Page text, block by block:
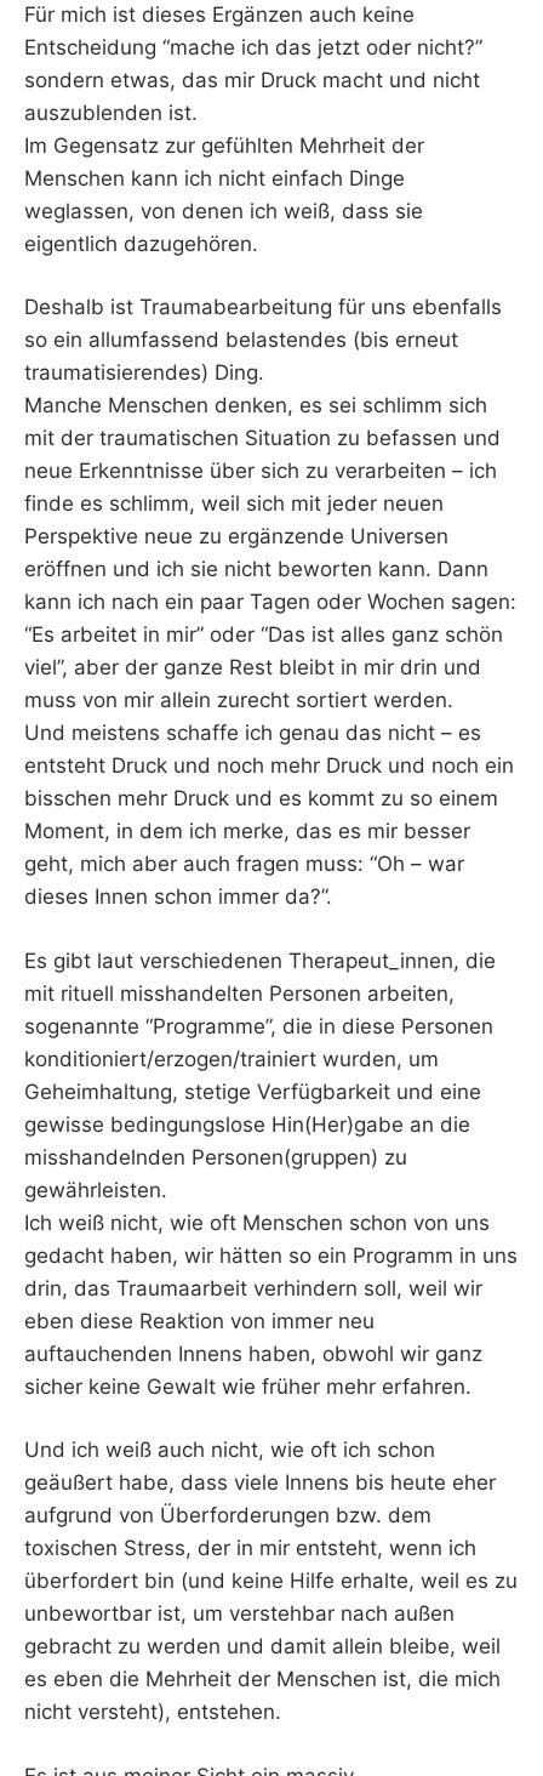
Für mich ist dieses Ergänzen auch keine
Entscheidung “mache ich das jetzt oder nicht?”
sondern etwas, das mir Druck macht und nicht
auszublenden ist.
Im Gegensatz zur gefühlten Mehrheit der
Menschen kann ich nicht einfach Dinge
weglassen, von denen ich weiß, dass sie
eigentlich dazugehören.
Deshalb ist Traumabearbeitung für uns ebenfalls
so ein allumfassend belastendes (bis erneut
traumatisierendes) Ding.
Manche Menschen denken, es sei schlimm sich
mit der traumatischen Situation zu befassen und
neue Erkenntnisse über sich zu verarbeiten – ich
finde es schlimm, weil sich mit jeder neuen
Perspektive neue zu ergänzende Universen
eröffnen und ich sie nicht beworten kann. Dann
kann ich nach ein paar Tagen oder Wochen sagen:
“Es arbeitet in mir” oder “Das ist alles ganz schön
viel”, aber der ganze Rest bleibt in mir drin und
muss von mir allein zurecht sortiert werden.
Und meistens schaffe ich genau das nicht – es
entsteht Druck und noch mehr Druck und noch ein
bisschen mehr Druck und es kommt zu so einem
Moment, in dem ich merke, das es mir besser
geht, mich aber auch fragen muss: “Oh – war
dieses Innen schon immer da?”.
Es gibt laut verschiedenen Therapeut_innen, die
mit rituell misshandelten Personen arbeiten,
sogenannte “Programme”, die in diese Personen
konditioniert/erzogen/trainiert wurden, um
Geheimhaltung, stetige Verfügbarkeit und eine
gewisse bedingungslose Hin(Her)gabe an die
misshandelnden Personen(gruppen) zu
gewährleisten.
Ich weiß nicht, wie oft Menschen schon von uns
gedacht haben, wir hätten so ein Programm in uns
drin, das Traumaarbeit verhindern soll, weil wir
eben diese Reaktion von immer neu
auftauchenden Innens haben, obwohl wir ganz
sicher keine Gewalt wie früher mehr erfahren.
Und ich weiß auch nicht, wie oft ich schon
geäußert habe, dass viele Innens bis heute eher
aufgrund von Überforderungen bzw. dem
toxischen Stress, der in mir entsteht, wenn ich
überfordert bin (und keine Hilfe erhalte, weil es zu
unbewortbar ist, um verstehbar nach außen
gebracht zu werden und damit allein bleibe, weil
es eben die Mehrheit der Menschen ist, die mich
nicht versteht), entstehen.